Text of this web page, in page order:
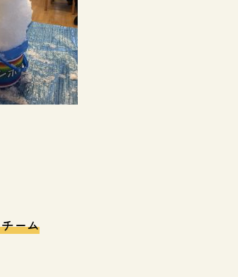
チーム